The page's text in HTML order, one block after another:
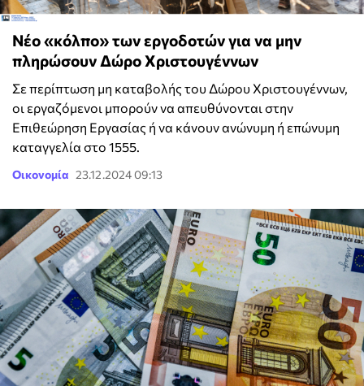
Νέο «κόλπο» των εργοδοτών για να μην
πληρώσουν Δώρο Χριστουγέννων
Σε περίπτωση μη καταβολής του Δώρου Χριστουγέννων,
οι εργαζόμενοι μπορούν να απευθύνονται στην
Επιθεώρηση Εργασίας ή να κάνουν ανώνυμη ή επώνυμη
καταγγελία στο 1555.
Οικονομία 23.12.2024 09:13